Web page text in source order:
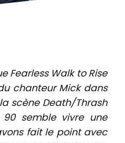
Fearless Walk to Rise
chanteur Mick dans
scène Death/Thrash
semble vivre une
fait le point avec